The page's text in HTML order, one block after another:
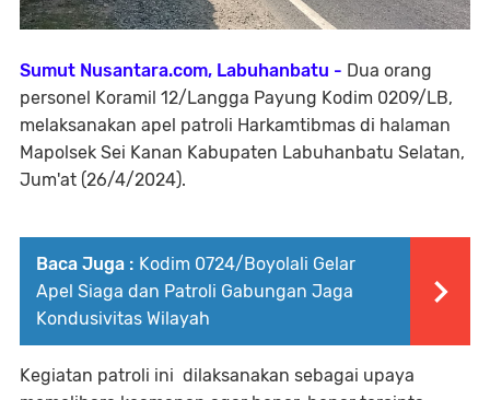
Sumut Nusantara.com, Labuhanbatu - Dua orang
personel Koramil 12/Langga Payung Kodim 0209/LB,
melaksanakan apel patroli Harkamtibmas di halaman
Mapolsek Sei Kanan Kabupaten Labuhanbatu Selatan,
Jum'at (26/4/2024).
Baca Juga : Kodim 0724/Boyolali Gelar
Apel Siaga dan Patroli Gabungan Jaga
Kondusivitas Wilayah
Kegiatan patroli ini dilaksanakan sebagai upaya